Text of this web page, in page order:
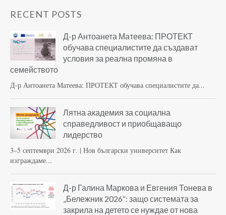
RECENT POSTS
Д-р Антоанета Матеева: ПРОТЕКТ
обучава специалистите да създават
условия за реална промяна в
семейството
Д-р Антоанета Матеева: ПРОТЕКТ обучава специалистите да...
Лятна академия за социална
справедливост и приобщаващо
лидерство
3–5 септември 2026 г. | Нов български университет Как
изграждаме...
Д-р Галина Маркова и Евгения Тонева в
„Бележник 2026“: защо системата за
закрила на детето се нуждае от нова